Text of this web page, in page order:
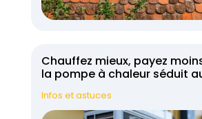
Chauffez mieux, payez
la pompe à chaleur séduit
Infos et astuces